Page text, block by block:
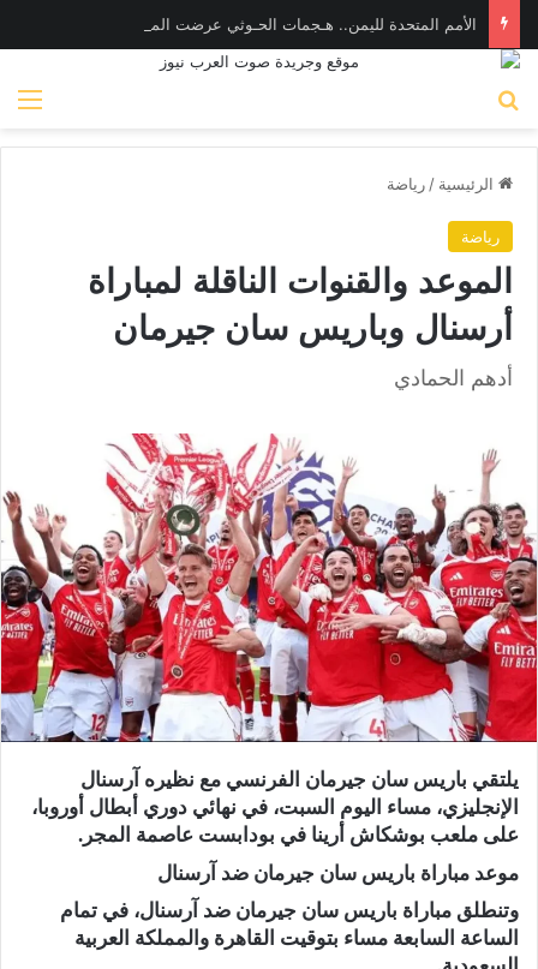
الرئيسية / رياضة
رياضة
الموعد والقنوات الناقلة لمباراة
أرسنال وباريس سان جيرمان
أدهم الحمادي
يلتقي باريس سان جيرمان الفرنسي مع نظيره آرسنال
الإنجليزي، مساء اليوم السبت، في نهائي دوري أبطال أوروبا،
على ملعب بوشكاش أرينا في بودابست عاصمة المجر.
موعد مباراة باريس سان جيرمان ضد آرسنال
وتنطلق مباراة باريس سان جيرمان ضد آرسنال، في تمام
الساعة السابعة مساء بتوقيت القاهرة والمملكة العربية